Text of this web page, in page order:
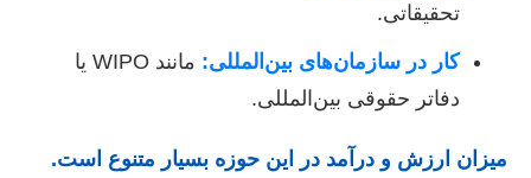
تحقیقاتی.
کار در سازمان‌های بین‌المللی:
مانند WIPO یا
دفاتر حقوقی بین‌المللی.
میزان ارزش و درآمد در این حوزه بسیار متنوع است.